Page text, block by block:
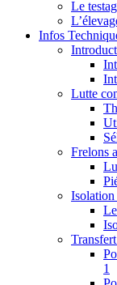
Le
Infos
Lutte
Frelons
Isolation
1